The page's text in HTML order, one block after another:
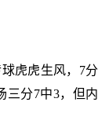
虎虎生风，7分
三分7中3，但内